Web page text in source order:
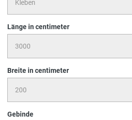
Länge in centimeter
Breite in centimeter
Gebinde